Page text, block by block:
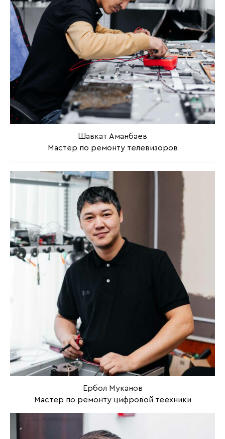
Шавкат Аманбаев
Мастер по ремонту телевизоров
Ербол Муканов
Мастер по ремонту цифровой теехники